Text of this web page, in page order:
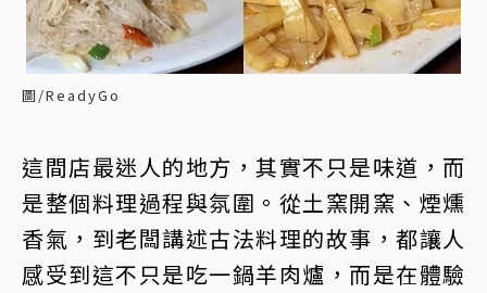
圖/ReadyGo
這間店最迷人的地方，其實不只是味道，而
是整個料理過程與氛圍。從土窯開窯、煙燻
香氣，到老闆講述古法料理的故事，都讓人
感受到這不只是吃一鍋羊肉爐，而是在體驗